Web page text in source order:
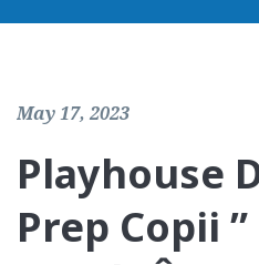
May 17, 2023
Playhouse
Prep Copii